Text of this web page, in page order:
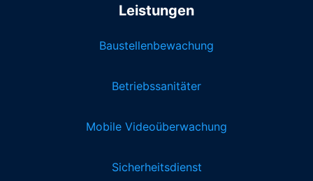
Leistungen
Baustellenbewachung
Betriebssanitäter
Mobile Videoüberwachung
Sicherheitsdienst